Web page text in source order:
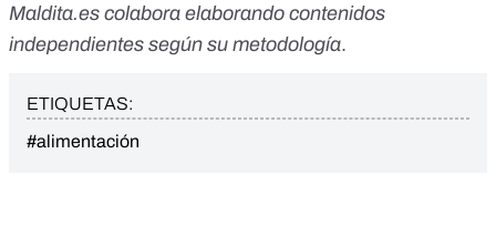
Maldita.es colabora elaborando contenidos
independientes según su metodología.
ETIQUETAS:
#alimentación